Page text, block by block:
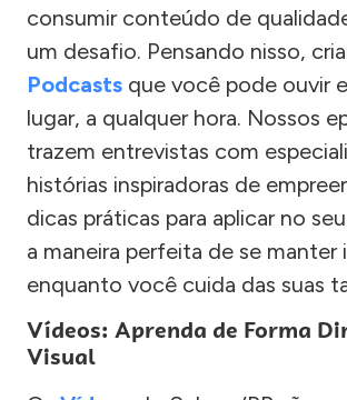
consumir conteúdo de
um desafio. Pensando nisso,
Podcasts que você pode ouvir
lugar, a qualquer hora. Nossos
trazem entrevistas com
histórias inspiradoras de
dicas práticas para aplicar no
a maneira perfeita de se manter
enquanto você cuida das suas
Vídeos: Aprenda de Forma
Visual